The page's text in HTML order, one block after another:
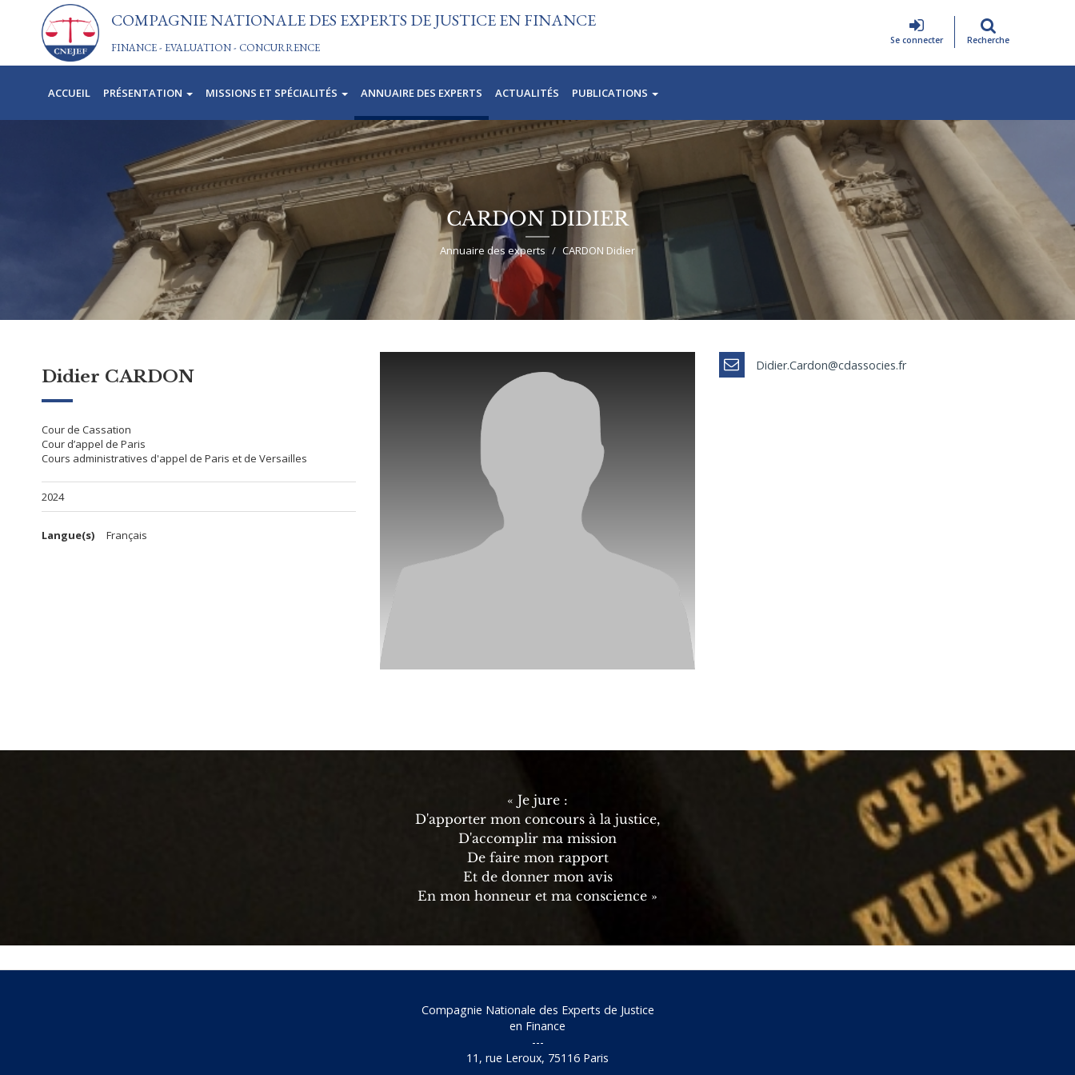
COMPAGNIE NATIONALE DES EXPERTS DE JUSTICE EN FINANCE
FINANCE - EVALUATION - CONCURRENCE
Se connecter Recherche
ACCUEIL PRÉSENTATION MISSIONS ET SPÉCIALITÉS ANNUAIRE DES EXPERTS ACTUALITÉS PUBLICATIONS
CARDON DIDIER
Annuaire des experts CARDON Didier
Didier CARDON
Cour de Cassation
Cour d’appel de Paris
Cours administratives d'appel de Paris et de Versailles
2024
Langue(s) Français
Didier.Cardon@cdassocies.fr
« Je jure :
D'apporter mon concours à la justice,
D'accomplir ma mission
De faire mon rapport
Et de donner mon avis
En mon honneur et ma conscience »
Compagnie Nationale des Experts de Justice
en Finance
---
11, rue Leroux, 75116 Paris